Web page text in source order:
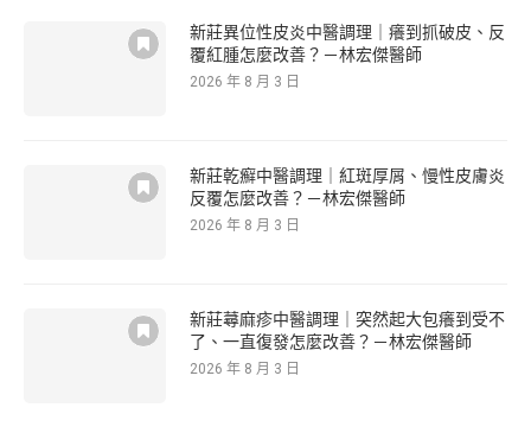
新莊異位性皮炎中醫調理｜癢到抓破皮、反
覆紅腫怎麼改善？－林宏傑醫師
2026 年 8 月 3 日
新莊乾癬中醫調理｜紅斑厚屑、慢性皮膚炎
反覆怎麼改善？－林宏傑醫師
2026 年 8 月 3 日
新莊蕁麻疹中醫調理｜突然起大包癢到受不
了、一直復發怎麼改善？－林宏傑醫師
2026 年 8 月 3 日